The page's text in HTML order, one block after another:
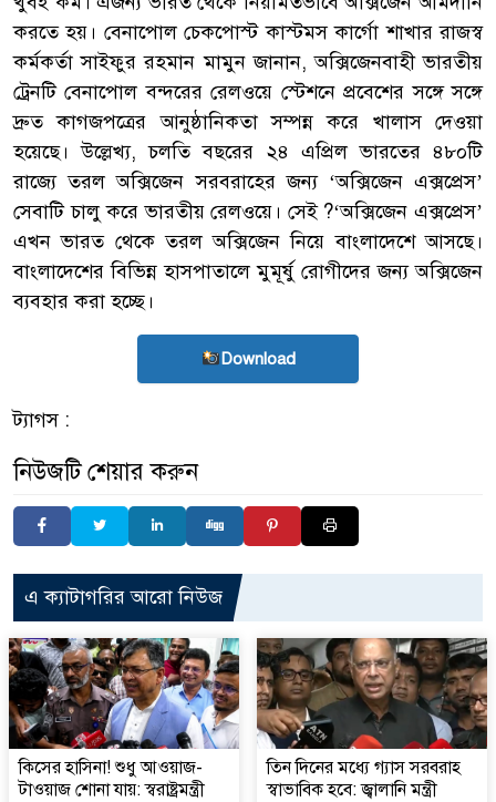
করতে হয়। বেনাপোল চেকপোস্ট কাস্টমস কার্গো শাখার রাজস্ব
কর্মকর্তা সাইফুর রহমান মামুন জানান, অক্সিজেনবাহী ভারতীয়
ট্রেনটি বেনাপোল বন্দরের রেলওয়ে স্টেশনে প্রবেশের সঙ্গে সঙ্গে
দ্রুত কাগজপত্রের আনুষ্ঠানিকতা সম্পন্ন করে খালাস দেওয়া
হয়েছে। উল্লেখ্য, চলতি বছরের ২৪ এপ্রিল ভারতের ৪৮০টি
রাজ্যে তরল অক্সিজেন সরবরাহের জন্য ‘অক্সিজেন এক্সপ্রেস’
সেবাটি চালু করে ভারতীয় রেলওয়ে। সেই ?‘অক্সিজেন এক্সপ্রেস’
এখন ভারত থেকে তরল অক্সিজেন নিয়ে বাংলাদেশে আসছে।
বাংলাদেশের বিভিন্ন হাসপাতালে মুমূর্ষু রোগীদের জন্য অক্সিজেন
ব্যবহার করা হচ্ছে।
Download
ট্যাগস :
নিউজটি শেয়ার করুন
এ ক্যাটাগরির আরো নিউজ
কিসের হাসিনা! শুধু আওয়াজ-
টাওয়াজ শোনা যায়: স্বরাষ্ট্রমন্ত্রী
তিন দিনের মধ্যে গ্যাস সরবরাহ
স্বাভাবিক হবে: জ্বালানি মন্ত্রী